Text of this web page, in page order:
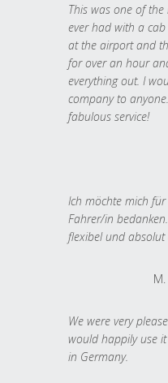
This was one of the
ever had with a
at the airport and
for over an hour
everything out. I
company to
fabulous service!
Ich möchte mich
Fahrer/in
flexibel und absolut
We were very
would happily use
in Germany.